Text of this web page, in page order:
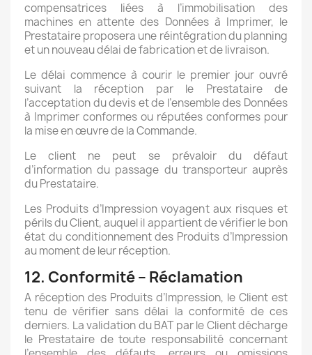
compensatrices liées à l’immobilisation des
machines en attente des Données à Imprimer, le
Prestataire proposera une réintégration du planning
et un nouveau délai de fabrication et de livraison.
Le délai commence à courir le premier jour ouvré
suivant la réception par le Prestataire de
l’acceptation du devis et de l’ensemble des Données
à Imprimer conformes ou réputées conformes pour
la mise en œuvre de la Commande.
Le client ne peut se prévaloir du défaut
d’information du passage du transporteur auprès
du Prestataire.
Les Produits d’Impression voyagent aux risques et
périls du Client, auquel il appartient de vérifier le bon
état du conditionnement des Produits d’Impression
au moment de leur réception.
12. Conformité – Réclamation
A réception des Produits d’Impression, le Client est
tenu de vérifier sans délai la conformité de ces
derniers. La validation du BAT par le Client décharge
le Prestataire de toute responsabilité concernant